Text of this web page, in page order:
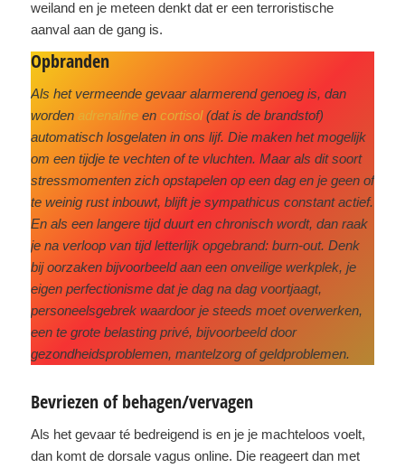
weiland en je meteen denkt dat er een terroristische
aanval aan de gang is.
Opbranden
Als het vermeende gevaar alarmerend genoeg is, dan
worden adrenalineen cortisol(dat is de brandstof)
automatisch losgelaten in ons lijf. Die maken het mogelijk
om een tijdje te vechten of te vluchten. Maar als dit soort
stressmomenten zich opstapelen op een dag en je geen of
te weinig rust inbouwt, blijft je sympathicus constant actief.
En als een langere tijd duurt en chronisch wordt, dan raak
je na verloop van tijd letterlijk opgebrand: burn-out. Denk
bij oorzaken bijvoorbeeld aan een onveilige werkplek, je
eigen perfectionisme dat je dag na dag voortjaagt,
personeelsgebrek waardoor je steeds moet overwerken,
een te grote belasting privé, bijvoorbeeld door
gezondheidsproblemen, mantelzorg of geldproblemen.
Bevriezen of behagen/vervagen
Als het gevaar té bedreigend is en je je machteloos voelt,
dan komt de dorsale vagus online. Die reageert dan met